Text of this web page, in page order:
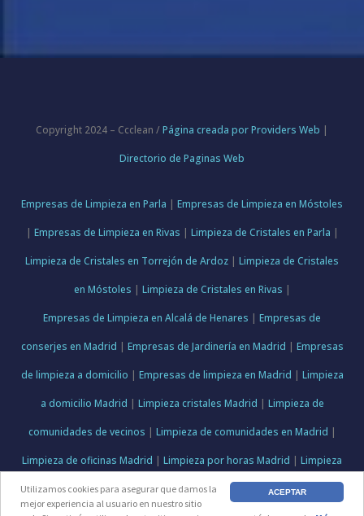
ACEPTAR
Utilizamos cookies para asegurar que damos la
mejor experiencia al usuario en nuestro sitio
Copyright 2024 – Ccclean / Página creada por Providers Web |
Directorio de Paginas Web
Empresas de Limpieza en Parla | Empresas de Limpieza en Móstoles
| Empresas de Limpieza en Rivas | Limpieza de Cristales en Parla |
Limpieza de Cristales en Torrejón de Ardoz | Limpieza de Cristales
en Móstoles | Limpieza de Cristales en Rivas |
Empresas de Limpieza en Alcalá de Henares | Empresas de
conserjes en Madrid | Empresas de Jardinería en Madrid | Empresas
de limpieza a domicilio | Empresas de limpieza en Madrid | Limpieza
a domicilio Madrid | Limpieza cristales Madrid | Limpieza de
comunidades de vecinos | Limpieza de comunidades en Madrid |
Limpieza de oficinas Madrid | Limpieza por horas Madrid | Limpieza
de obra en Torrejón de Ardoz